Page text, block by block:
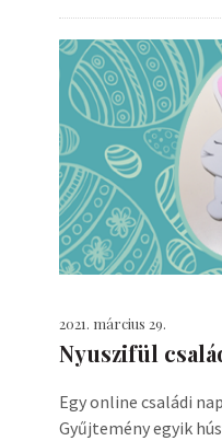
2021. március 29.
Nyuszifül
Egy online családi
Gyűjtemény egyik